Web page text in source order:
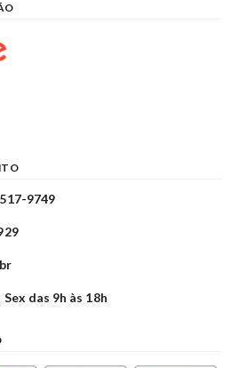
9749
das 9h às 18h